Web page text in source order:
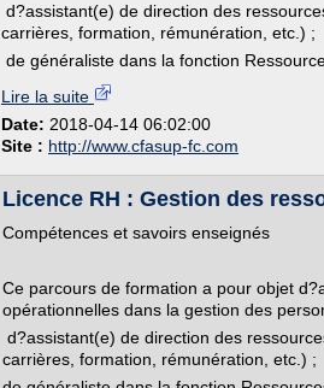
d?assistant(e) de direction des
carrières, formation, rémunération, etc.) ;
de généraliste dans la fonction
Lire la suite
Date: 2018-04-14 06:02:00
Site : http://www.cfasup-fc.com
Licence RH : Gestion des
Compétences et savoirs enseignés
Ce parcours de formation a pour objet
opérationnelles dans la gestion des
d?assistant(e) de direction des
carrières, formation, rémunération, etc.) ;